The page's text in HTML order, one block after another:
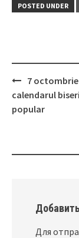
POSTED UNDER
Post
navigation
7
calendarul
popular
Для